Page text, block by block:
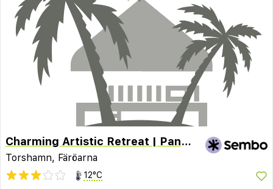
Charming Artistic Retreat | Panoramic View
Torshamn, Färöarna
12°C